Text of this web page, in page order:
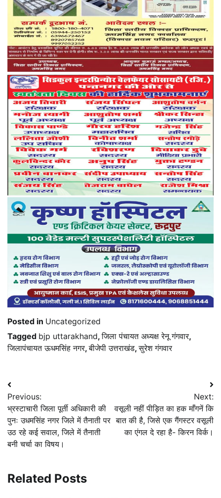
Posted in Uncategorized
Tagged bjp uttarakhand,जिला पंचायत अध्यक्ष रेनू गंगवार,
जिलापंचायत ऊधमसिंह नगर,बीजेपी उत्तराखंड,सुरेश गंगवार
Post
navigation
Previous:
भ्रस्टाचारी जिला पूर्ती अधिकारी की
पुनः उधमसिंह नगर जिले में तैनाती पर
उठ रहे कई सवाल, जिले में तैनाती
बनी चर्चा का विषय।
Next:
वसूली नहीं पीड़ित का हक माँगनें कि
बात की है, जिसे एक गैंगस्टर वसूली
का एंगल दे रहा है- किरन विर्क।
Related Posts